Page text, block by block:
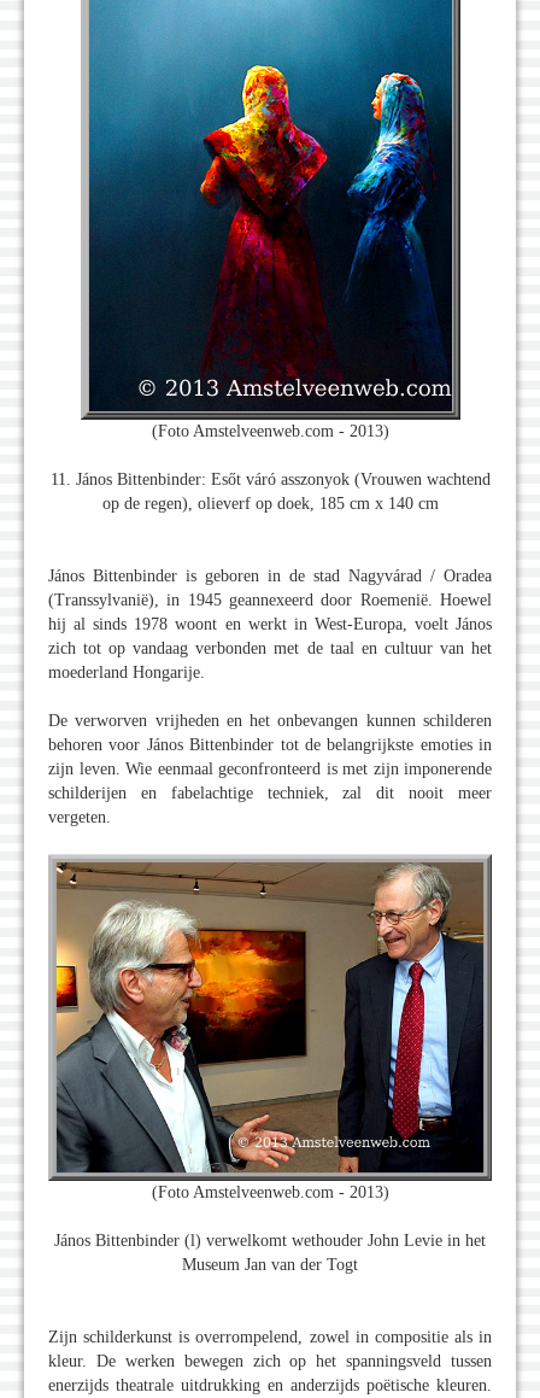
(Foto Amstelveenweb.com - 2013)
11. János Bittenbinder: Esőt váró asszonyok (Vrouwen wachtend
op de regen), olieverf op doek, 185 cm x 140 cm
János Bittenbinder is geboren in de stad Nagyvárad / Oradea
(Transsylvanië), in 1945 geannexeerd door Roemenië. Hoewel
hij al sinds 1978 woont en werkt in West-Europa, voelt János
zich tot op vandaag verbonden met de taal en cultuur van het
moederland Hongarije.
De verworven vrijheden en het onbevangen kunnen schilderen
behoren voor János Bittenbinder tot de belangrijkste emoties in
zijn leven. Wie eenmaal geconfronteerd is met zijn imponerende
schilderijen en fabelachtige techniek, zal dit nooit meer
vergeten.
(Foto Amstelveenweb.com - 2013)
János Bittenbinder (l) verwelkomt wethouder John Levie in het
Museum Jan van der Togt
Zijn schilderkunst is overrompelend, zowel in compositie als in
kleur. De werken bewegen zich op het spanningsveld tussen
enerzijds theatrale uitdrukking en anderzijds poëtische kleuren.